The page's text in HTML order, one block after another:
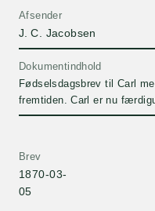
Afsender
J. C. Jacobsen
Dokumentindhold
Fødselsdagsbrev til Carl
fremtiden. Carl er nu
forventninger er høje. Om
brøndboringen.
Brev
1870-03-
05